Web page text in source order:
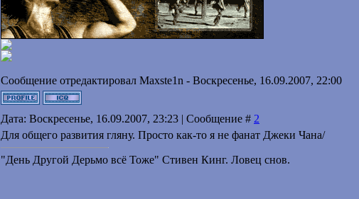
Сообщение отредактировал Maxste1n - Воскресенье, 16.09.2007, 22:00
Дата: Воскресенье, 16.09.2007, 23:23 | Сообщение # 2
Для общего развития гляну. Просто как-то я не фанат Джеки Чана/
"День Другой Дерьмо всё Тоже" Стивен Кинг. Ловец снов.